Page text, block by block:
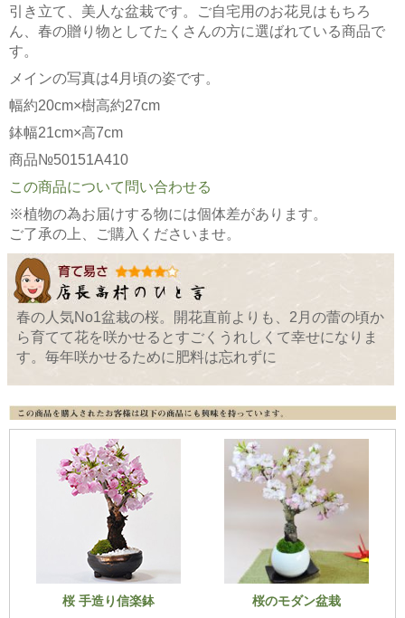
引き立て、美人な盆栽です。ご自宅用のお花見はもちろ
ん、春の贈り物としてたくさんの方に選ばれている商品で
す。
メインの写真は4月頃の姿です。
幅約20cm×樹高約27cm
鉢幅21cm×高7cm
商品№50151A410
この商品について問い合わせる
※植物の為お届けする物には個体差があります。
ご了承の上、ご購入くださいませ。
春の人気No1盆栽の桜。開花直前よりも、2月の蕾の頃か
ら育てて花を咲かせるとすごくうれしくて幸せになりま
す。毎年咲かせるために肥料は忘れずに
桜 手造り信楽鉢 桜のモダン盆栽